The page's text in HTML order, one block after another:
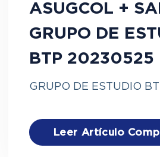
ASUGCOL +
GRUPO DE
BTP 20230525
GRUPO DE ESTUDIO
Leer Artículo